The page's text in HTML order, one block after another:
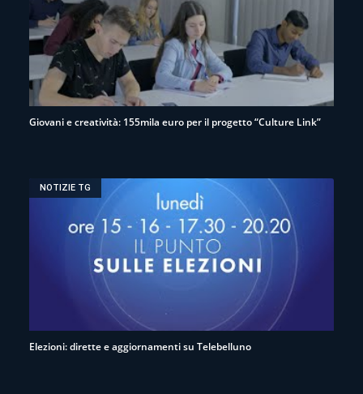
Giovani e creatività: 155mila euro per il progetto “Culture Link”
NOTIZIE TG
Elezioni: dirette e aggiornamenti su Telebelluno